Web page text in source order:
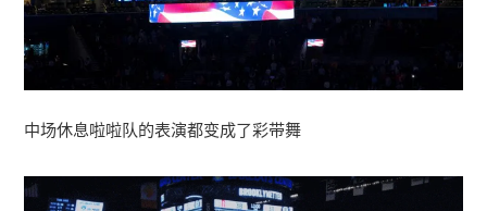
中场休息啦啦队的表演都变成了彩带舞